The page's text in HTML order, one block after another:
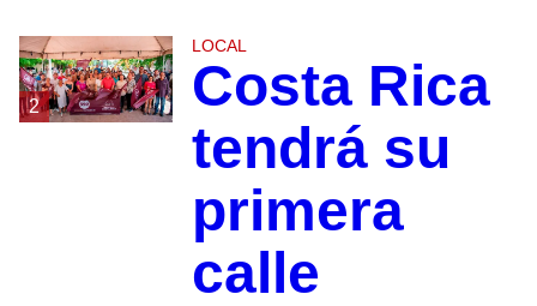
2
LOCAL
Costa Rica
tendrá su
primera
calle